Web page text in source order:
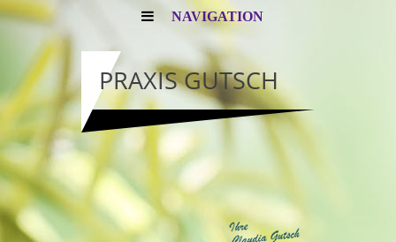
NAVIGATION
PRAXIS GUTSCH